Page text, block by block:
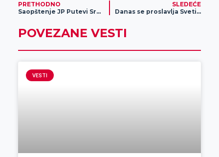
PRETHODNO
Saopštenje JP Putevi Srbije u vezi sa pojačanim intezitetom saobraćaja
SLEDEĆE
Danas se proslavlja Sveti Nikola
POVEZANE VESTI
VESTI